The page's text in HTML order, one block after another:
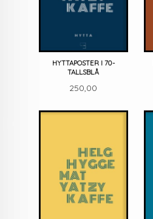
HYTTAPOSTER I 70-
TALLSBLÅ
Pris
250,00